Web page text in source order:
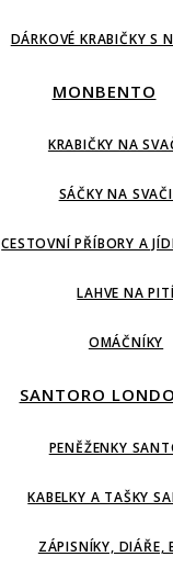
DÁRKOVÉ KRABIČKY S
MONBENTO
KRABIČKY NA
SÁČKY NA
CESTOVNÍ PŘÍBORY A
LAHVE NA PITÍ
OMÁČNÍKY
SANTORO
PENĚŽENKY
KABELKY A TAŠKY
ZÁPISNÍKY, DIÁŘE,